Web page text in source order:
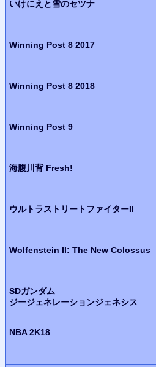
いけにえと雪のセツナ
Winning Post 8 2017
Winning Post 8 2018
Winning Post 9
海腹川背 Fresh!
ウルトラ ストリートファイターII
Wolfenstein II: The New Colossus
SDガンダム
ジージェネレーションジェネシス
NBA 2K18